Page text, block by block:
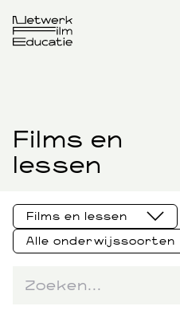
Films en
lessen
Films en lessen
Films en lessen
Culturele
Alle onderwijssoorten
ISK